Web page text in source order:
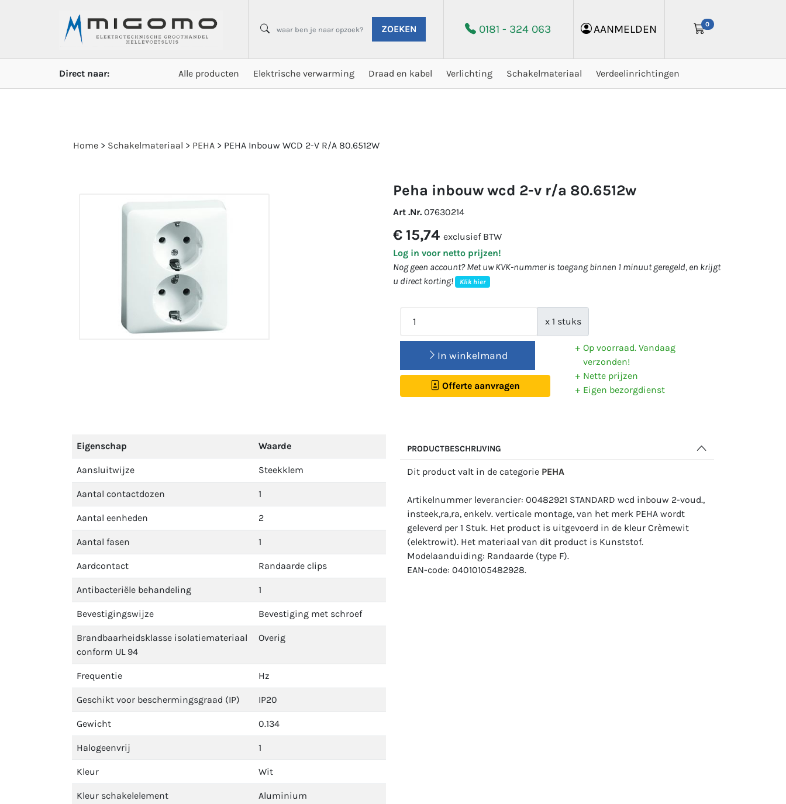
ZOEKEN 0181 - 324 063 AANMELDEN 0
Direct naar: Alle producten Elektrische verwarming Draad en kabel Verlichting Schakelmateriaal Verdeelinrichtingen
Home > Schakelmateriaal > PEHA > PEHA Inbouw WCD 2-V R/A 80.6512W
peha inbouw wcd 2-v r/a 80.6512w
Art .Nr. 07630214
€ 15,74 exclusief BTW
Log in voor netto prijzen!
Nog geen account? Met uw KVK-nummer is toegang binnen 1 minuut geregeld, en krijgt
u direct korting!
Klik hier
x 1 stuks
In winkelmand
Offerte aanvragen
Op voorraad. Vandaag
verzonden!
Nette prijzen
Eigen bezorgdienst
Eigenschap Waarde
Aansluitwijze Steekklem
Aantal contactdozen 1
Aantal eenheden 2
Aantal fasen 1
Aardcontact Randaarde clips
Antibacteriële behandeling 1
Bevestigingswijze Bevestiging met schroef
Brandbaarheidsklasse isolatiemateriaal
conform UL 94
Overig
Frequentie Hz
Geschikt voor beschermingsgraad (IP) IP20
Gewicht 0.134
Halogeenvrij 1
Kleur Wit
Kleur schakelelement Aluminium
PRODUCTBESCHRIJVING
Dit product valt in de categorie PEHA
Artikelnummer leverancier: 00482921 STANDARD wcd inbouw 2-voud.,
insteek,ra,ra, enkelv. verticale montage, van het merk PEHA wordt
geleverd per 1 Stuk. Het product is uitgevoerd in de kleur Crèmewit
(elektrowit). Het materiaal van dit product is Kunststof.
Modelaanduiding: Randaarde (type F).
EAN-code: 04010105482928.